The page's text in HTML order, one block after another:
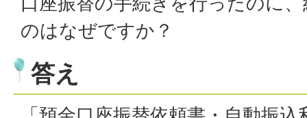
のはなぜですか？
答え